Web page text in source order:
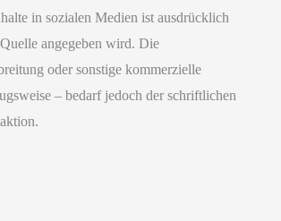
in sozialen Medien ist ausdrücklich
angegeben wird. Die
oder sonstige kommerzielle
– bedarf jedoch der schriftlichen